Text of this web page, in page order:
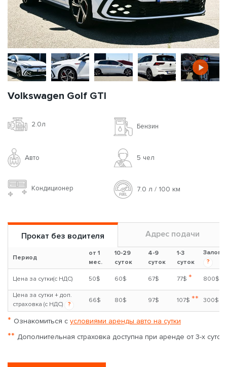
Volkswagen Golf GTI
2.0л Бензин
Авто 5 чел
Кондиционер 7.0 л / 100 км
Прокат без водителя Адрес подачи
Период
от 1
мес.
10-29
суток
4-9
суток
1-3
суток
Залог
?
Цена за сутки(с НДС) 50$ 60$ 67$ 77$ * 800$
Цена за сутки + доп.
страховка (с НДС)
?
66$ 80$ 97$ 107$ ** 300$
* Ознакомиться с условиями аренды авто на сутки
** Дополнительная страховка доступна при аренде от 3-х суток